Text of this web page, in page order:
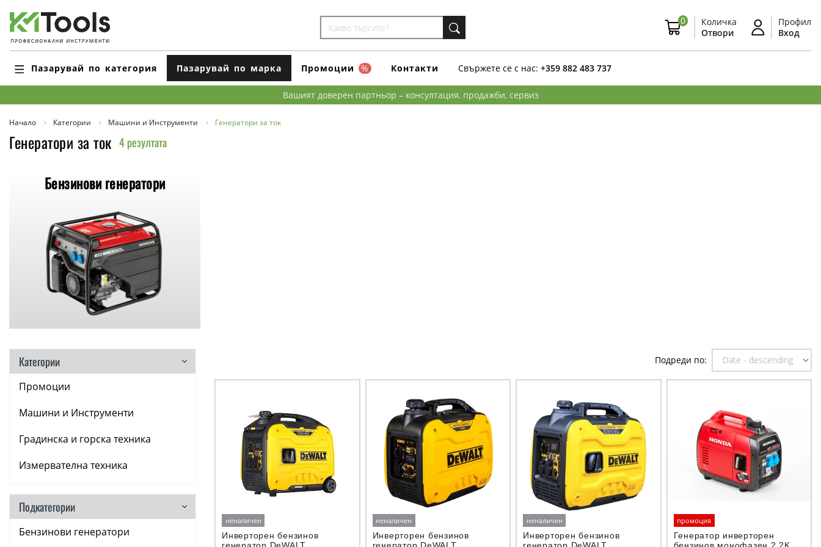
0
Количка
Отвори
Профил
Вход
Пазарувай по категория Пазарувай по марка Промоции % Контакти Свържете се с нас: +359 882 483 737
Вашият доверен партньор – консултация, продажби, сервиз
Начало Категории Машини и Инструменти Генератори за ток
Генератори за ток 4 резултата
Бензинови генератори
Категории
Промоции
Машини и Инструменти
Градинска и горска техника
Измервателна техника
Аксесоари
Консумативи
Подкатегории
Бензинови генератори
Подреди по:
неналичен
Инверторен бензинов
неналичен
Инверторен бензинов
неналичен
Инверторен бензинов
промоция
Генератор инверторен